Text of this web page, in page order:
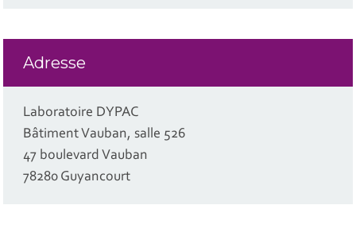
Adresse
Laboratoire DYPAC
Bâtiment Vauban, salle 526
47 boulevard Vauban
78280 Guyancourt